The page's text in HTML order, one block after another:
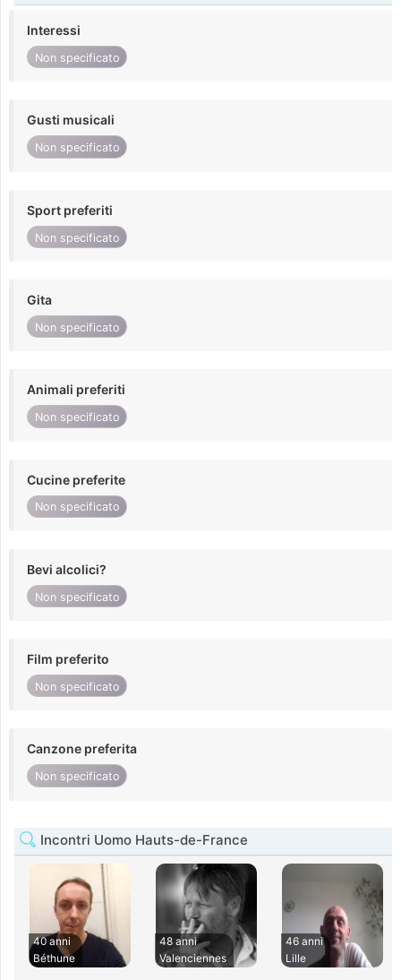
Interessi
Non specificato
Gusti musicali
Non specificato
Sport preferiti
Non specificato
Gita
Non specificato
Animali preferiti
Non specificato
Cucine preferite
Non specificato
Bevi alcolici?
Non specificato
Film preferito
Non specificato
Canzone preferita
Non specificato
Incontri Uomo Hauts-de-France
40 anni
Béthune
48 anni
Valenciennes
46 anni
Lille